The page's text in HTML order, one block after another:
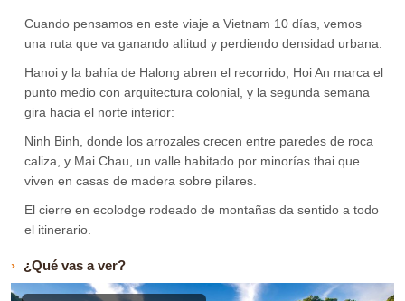
Cuando pensamos en este viaje a Vietnam 10 días, vemos
una ruta que va ganando altitud y perdiendo densidad urbana.
Hanoi y la bahía de Halong abren el recorrido, Hoi An marca el
punto medio con arquitectura colonial, y la segunda semana
gira hacia el norte interior:
Ninh Binh, donde los arrozales crecen entre paredes de roca
caliza, y Mai Chau, un valle habitado por minorías thai que
viven en casas de madera sobre pilares.
El cierre en ecolodge rodeado de montañas da sentido a todo
el itinerario.
¿Qué vas a ver?